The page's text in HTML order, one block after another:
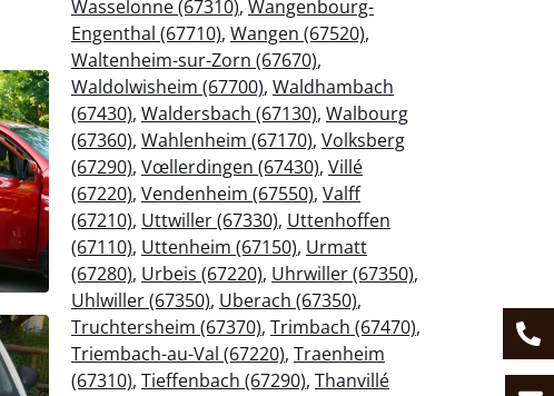
Wasselonne (67310), Wangenbourg-
Engenthal (67710), Wangen (67520),
Waltenheim-sur-Zorn (67670),
Waldolwisheim (67700), Waldhambach
(67430), Waldersbach (67130), Walbourg
(67360), Wahlenheim (67170), Volksberg
(67290), Vœllerdingen (67430), Villé
(67220), Vendenheim (67550), Valff
(67210), Uttwiller (67330), Uttenhoffen
(67110), Uttenheim (67150), Urmatt
(67280), Urbeis (67220), Uhrwiller (67350),
Uhlwiller (67350), Uberach (67350),
Truchtersheim (67370), Trimbach (67470),
Triembach-au-Val (67220), Traenheim
(67310), Tieffenbach (67290), Thanvillé